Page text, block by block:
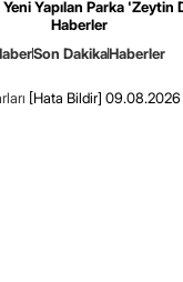
Yapılan Parka 'Zeytin
Haberler
Son DakikaHaberler
[Hata Bildir] 09.08.2026